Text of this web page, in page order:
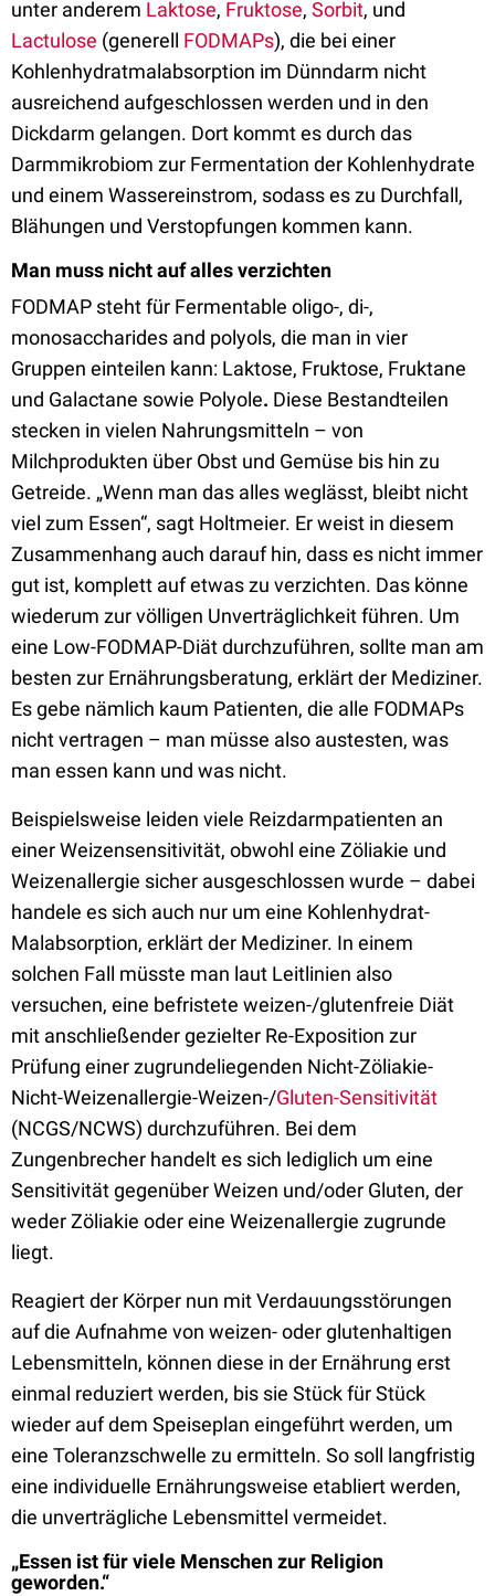
unter anderem Laktose, Fruktose, Sorbit, und
Lactulose (generell FODMAPs), die bei einer
Kohlenhydratmalabsorption im Dünndarm nicht
ausreichend aufgeschlossen werden und in den
Dickdarm gelangen. Dort kommt es durch das
Darmmikrobiom zur Fermentation der Kohlenhydrate
und einem Wassereinstrom, sodass es zu Durchfall,
Blähungen und Verstopfungen kommen kann.
Man muss nicht auf alles verzichten
FODMAP steht für Fermentable oligo-, di-,
monosaccharides and polyols, die man in vier
Gruppen einteilen kann: Laktose, Fruktose, Fruktane
und Galactane sowie Polyole. Diese Bestandteilen
stecken in vielen Nahrungsmitteln – von
Milchprodukten über Obst und Gemüse bis hin zu
Getreide. „Wenn man das alles weglässt, bleibt nicht
viel zum Essen“, sagt Holtmeier. Er weist in diesem
Zusammenhang auch darauf hin, dass es nicht immer
gut ist, komplett auf etwas zu verzichten. Das könne
wiederum zur völligen Unverträglichkeit führen. Um
eine Low-FODMAP-Diät durchzuführen, sollte man am
besten zur Ernährungsberatung, erklärt der Mediziner.
Es gebe nämlich kaum Patienten, die alle FODMAPs
nicht vertragen – man müsse also austesten, was
man essen kann und was nicht.
Beispielsweise leiden viele Reizdarmpatienten an
einer Weizensensitivität, obwohl eine Zöliakie und
Weizenallergie sicher ausgeschlossen wurde – dabei
handele es sich auch nur um eine Kohlenhydrat-
Malabsorption, erklärt der Mediziner. In einem
solchen Fall müsste man laut Leitlinien also
versuchen, eine befristete weizen-/glutenfreie Diät
mit anschließender gezielter Re-Exposition zur
Prüfung einer zugrundeliegenden Nicht-Zöliakie-
Nicht-Weizenallergie-Weizen-/Gluten-Sensitivität
(NCGS/NCWS) durchzuführen. Bei dem
Zungenbrecher handelt es sich lediglich um eine
Sensitivität gegenüber Weizen und/oder Gluten, der
weder Zöliakie oder eine Weizenallergie zugrunde
liegt.
Reagiert der Körper nun mit Verdauungsstörungen
auf die Aufnahme von weizen- oder glutenhaltigen
Lebensmitteln, können diese in der Ernährung erst
einmal reduziert werden, bis sie Stück für Stück
wieder auf dem Speiseplan eingeführt werden, um
eine Toleranzschwelle zu ermitteln. So soll langfristig
eine individuelle Ernährungsweise etabliert werden,
die unverträgliche Lebensmittel vermeidet.
„Essen ist für viele Menschen zur Religion
geworden.“